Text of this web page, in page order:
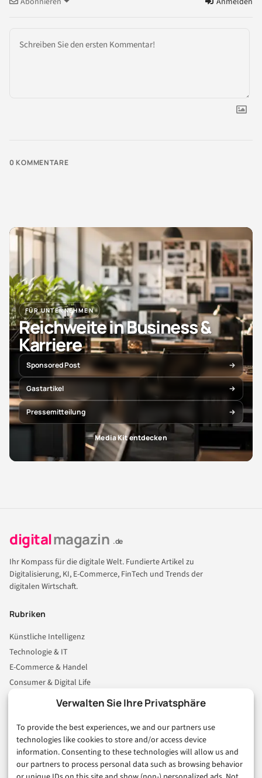
Verwalten Sie Ihre Privatsphäre
To provide the best experiences, we and our partners use
technologies like cookies to store and/or access device
information. Consenting to these technologies will allow us and
our partners to process personal data such as browsing behavior
0 KOMMENTARE
FÜR UNTERNEHMEN
Reichweite in Business &
Karriere
Sponsored Post
Gastartikel
Pressemitteilung
Media Kit entdecken
digitalmagazin .de
Ihr Kompass für die digitale Welt. Fundierte Artikel zu
Digitalisierung, KI, E-Commerce, FinTech und Trends der
digitalen Wirtschaft.
Rubriken
Künstliche Intelligenz
Technologie & IT
E-Commerce & Handel
Consumer & Digital Life
Business & Karriere
Sicherheit & Recht
Digitalisierung
Marketing